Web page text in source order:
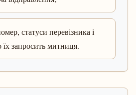
статуси перевізника і
запросить митниця.